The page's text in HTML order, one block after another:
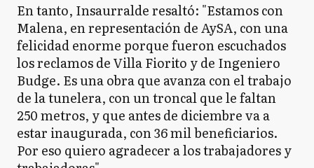
En tanto, Insaurralde resaltó: "Estamos con
Malena, en representación de AySA, con una
felicidad enorme porque fueron escuchados
los reclamos de Villa Fiorito y de Ingeniero
Budge. Es una obra que avanza con el trabajo
de la tunelera, con un troncal que le faltan
250 metros, y que antes de diciembre va a
estar inaugurada, con 36 mil beneficiarios.
Por eso quiero agradecer a los trabajadores y